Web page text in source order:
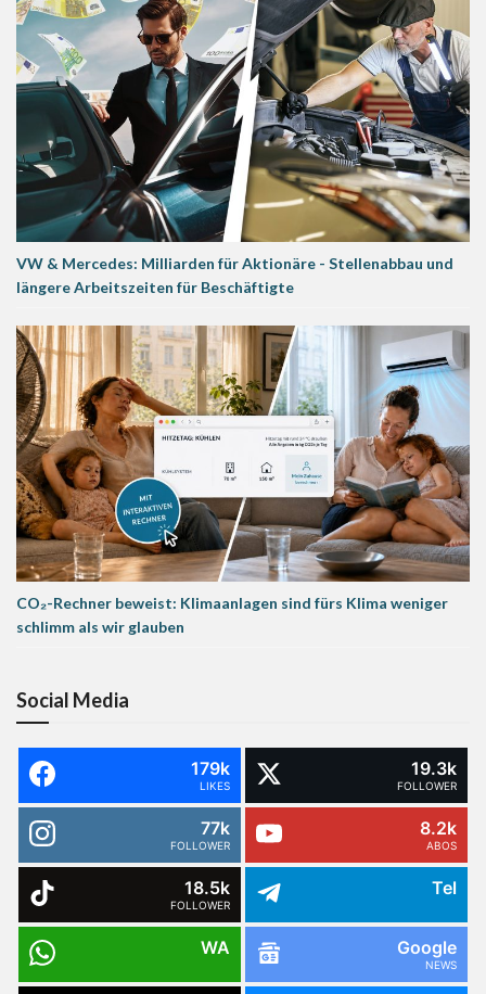
VW & Mercedes: Milliarden für Aktionäre - Stellenabbau und
längere Arbeitszeiten für Beschäftigte
CO₂-Rechner beweist: Klimaanlagen sind fürs Klima weniger
schlimm als wir glauben
Social Media
179k
LIKES
19.3k
FOLLOWER
77k
FOLLOWER
8.2k
ABOS
18.5k
FOLLOWER
Tel
WA Google
NEWS